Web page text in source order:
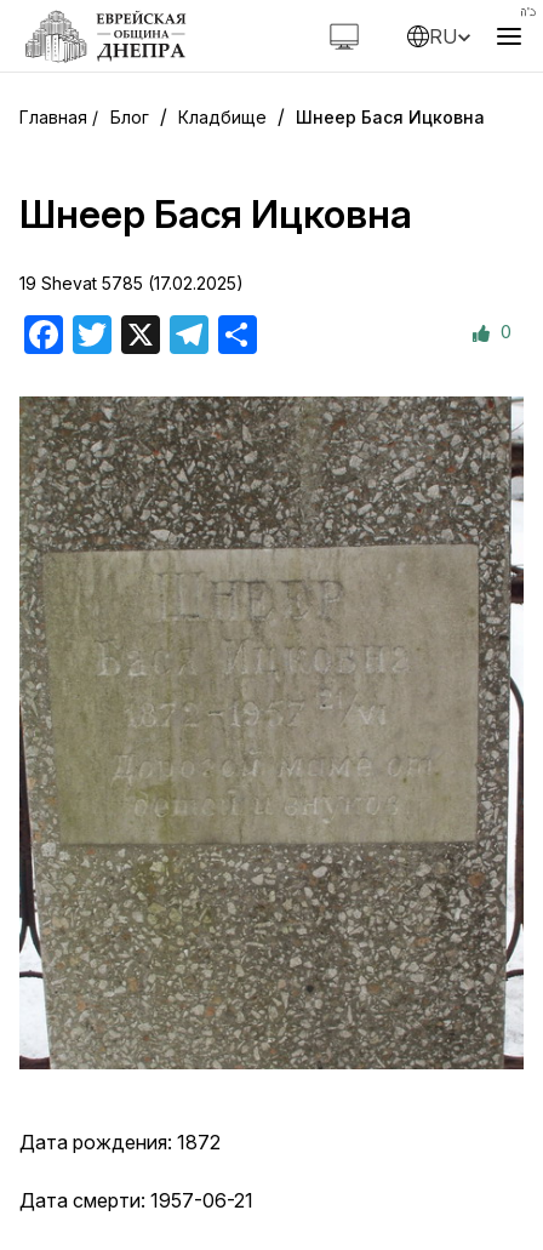
RU
Блог / Кладбище / Шнеер Бася Ицковна
Шнеер Бася Ицковна
19 Shevat 5785 (17.02.2025)
Facebook
Twitter Telegram 0
Дата рождения: 1872
Дата смерти: 1957-06-21